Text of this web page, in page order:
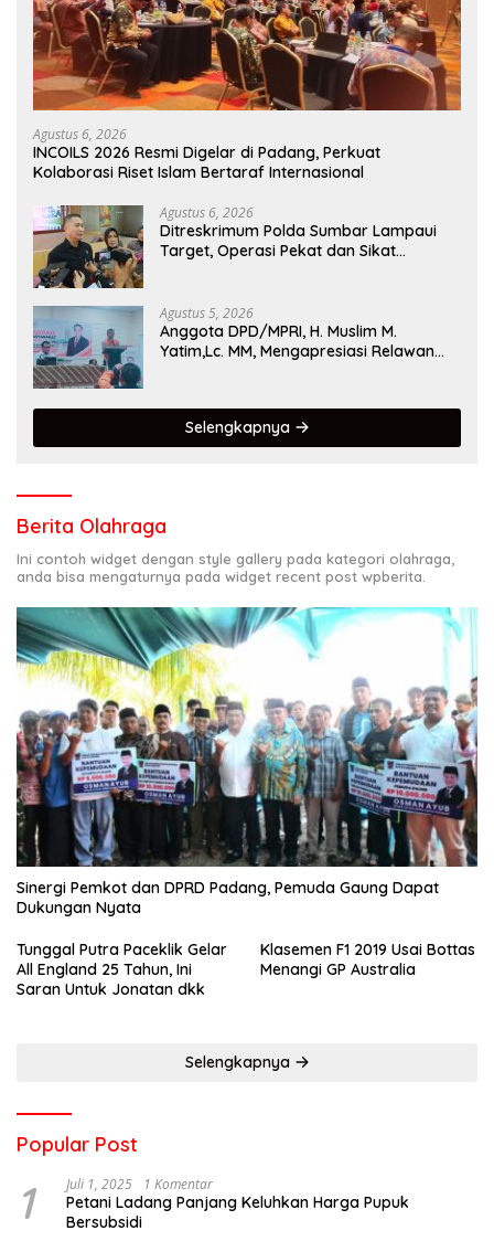
Agustus 6, 2026
INCOILS 2026 Resmi Digelar di Padang, Perkuat
Kolaborasi Riset Islam Bertaraf Internasional
Agustus 6, 2026
Ditreskrimum Polda Sumbar Lampaui
Target, Operasi Pekat dan Sikat
Agustus 5, 2026
Anggota DPD/MPRI, H. Muslim M.
Yatim,Lc. MM, Mengapresiasi Relawan
Selengkapnya
Berita Olahraga
Ini contoh widget dengan style gallery pada kategori olahraga,
anda bisa mengaturnya pada widget recent post wpberita.
Sinergi Pemkot dan DPRD Padang, Pemuda Gaung Dapat
Dukungan Nyata
Tunggal Putra Paceklik Gelar
All England 25 Tahun, Ini
Saran Untuk Jonatan dkk
Klasemen F1 2019 Usai Bottas
Menangi GP Australia
Selengkapnya
Popular Post
1 Juli 1, 2025 1 Komentar
Petani Ladang Panjang Keluhkan Harga Pupuk
Bersubsidi